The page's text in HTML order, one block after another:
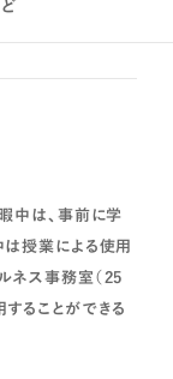
中は、事前に学
授業による使用
ネス事務室（25
ることができる